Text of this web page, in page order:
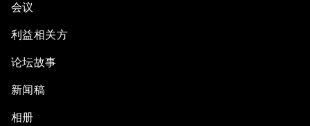
Security Outlook for the Korean Peninsula
Bridging the Gender Divide
会议
利益相关方
论坛故事
新闻稿
相册